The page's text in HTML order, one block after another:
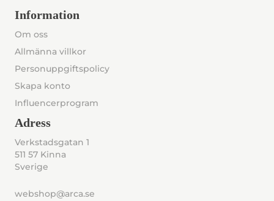
Information
Om oss
Allmänna villkor
Personuppgiftspolicy
Skapa konto
Influencerprogram
Adress
Verkstadsgatan 1
511 57 Kinna
Sverige
webshop@arca.se